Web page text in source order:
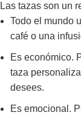
Las tazas son un
Todo el mundo
café o una
Es económico.
taza
desees.
Es emocional.